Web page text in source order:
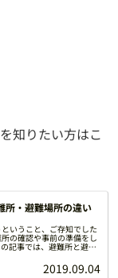
知りたい方はこ
所・避難場所の違い
いうこと、ご存知でした
の確認や事前の準備をし
記事では、避難所と避難
イミング、事前に準備し
。 2019.09.04